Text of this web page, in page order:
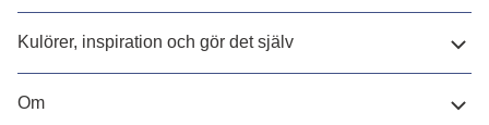
Kulörer, inspiration och gör det själv
Om